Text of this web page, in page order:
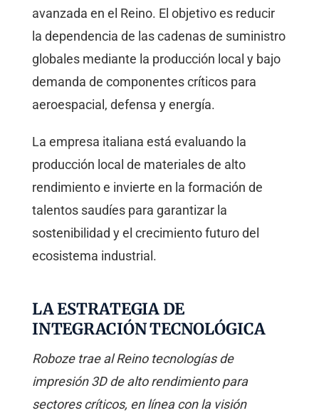
avanzada en el Reino. El objetivo es reducir
la dependencia de las cadenas de suministro
globales mediante la producción local y bajo
demanda de componentes críticos para
aeroespacial, defensa y energía.
La empresa italiana está evaluando la
producción local de materiales de alto
rendimiento e invierte en la formación de
talentos saudíes para garantizar la
sostenibilidad y el crecimiento futuro del
ecosistema industrial.
LA ESTRATEGIA DE
INTEGRACIÓN TECNOLÓGICA
Roboze trae al Reino tecnologías de
impresión 3D de alto rendimiento para
sectores críticos, en línea con la visión